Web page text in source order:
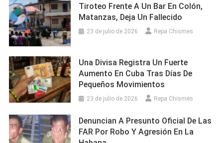
Tiroteo Frente A Un Bar En Colón,
Matanzas, Deja Un Fallecido
23 de julio de 2026 Repa Chismes
Una Divisa Registra Un Fuerte
Aumento En Cuba Tras Días De
Pequeños Movimientos
23 de julio de 2026 Repa Chismes
Denuncian A Presunto Oficial De Las
FAR Por Robo Y Agresión En La